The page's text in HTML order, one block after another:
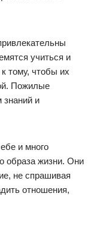
учиться и
тому, чтобы их
Пожилые
знаний и
и много
образа жизни. Они
не спрашивая
отношения,